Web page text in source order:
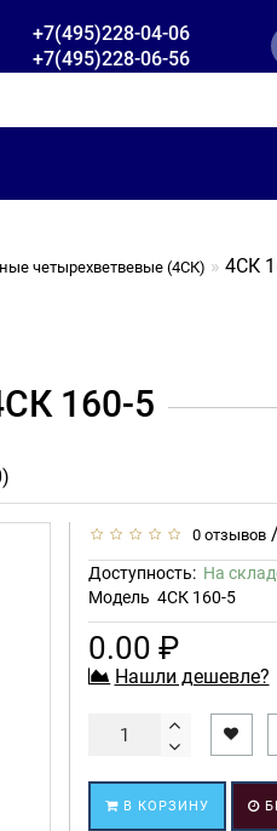
+7(495)228-04-06
+7(495)228-06-56
четырехветвевые (4СК) 4СК
160-5
0 отзывов /
Доступность: На
Модель 4СК 160-5
0.00 ₽
Нашли дешевле?
В КОРЗИНУ